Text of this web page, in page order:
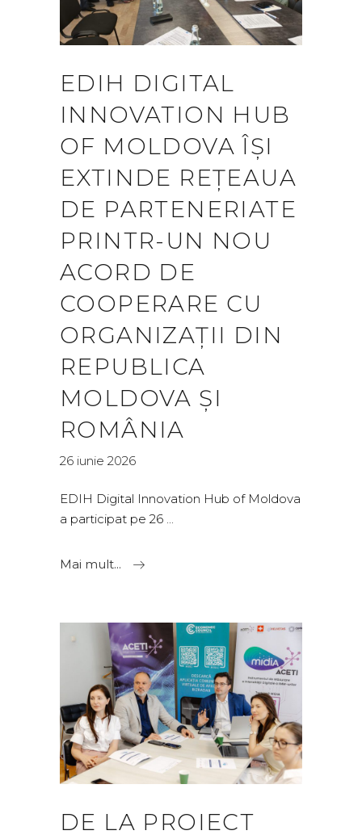
EDIH DIGITAL
INNOVATION HUB
OF MOLDOVA ÎȘI
EXTINDE REȚEAUA
DE PARTENERIATE
PRINTR-UN NOU
ACORD DE
COOPERARE CU
ORGANIZAȚII DIN
REPUBLICA
MOLDOVA ȘI
ROMÂNIA
26 iunie 2026
EDIH Digital Innovation Hub of Moldova
a participat pe 26
Mai mult...
DE LA PROIECT